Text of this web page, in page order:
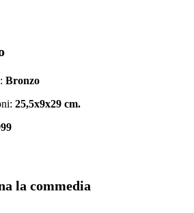
Bronzo
25,5x9x29 cm.
la commedia